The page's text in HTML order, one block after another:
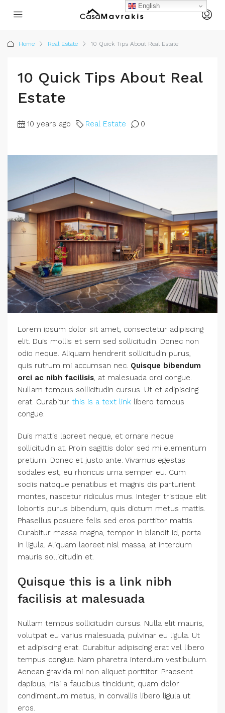
Home Real Estate 10 Quick Tips About Real Estate
10 Quick Tips About Real
Estate
10 years ago Real Estate 0
Lorem ipsum dolor sit amet, consectetur adipiscing
elit. Duis mollis et sem sed sollicitudin. Donec non
odio neque. Aliquam hendrerit sollicitudin purus,
quis rutrum mi accumsan nec. Quisque bibendum
orci ac nibh facilisis , at malesuada orci congue.
Nullam tempus sollicitudin cursus. Ut et adipiscing
erat. Curabitur this is a text link libero tempus
congue.
Duis mattis laoreet neque, et ornare neque
sollicitudin at. Proin sagittis dolor sed mi elementum
pretium. Donec et justo ante. Vivamus egestas
sodales est, eu rhoncus urna semper eu. Cum
sociis natoque penatibus et magnis dis parturient
montes, nascetur ridiculus mus. Integer tristique elit
lobortis purus bibendum, quis dictum metus mattis.
Phasellus posuere felis sed eros porttitor mattis.
Curabitur massa magna, tempor in blandit id, porta
in ligula. Aliquam laoreet nisl massa, at interdum
mauris sollicitudin et.
Quisque this is a link nibh
facilisis at malesuada
Nullam tempus sollicitudin cursus. Nulla elit mauris,
volutpat eu varius malesuada, pulvinar eu ligula. Ut
et adipiscing erat. Curabitur adipiscing erat vel libero
tempus congue. Nam pharetra interdum vestibulum.
Aenean gravida mi non aliquet porttitor. Praesent
dapibus, nisi a faucibus tincidunt, quam dolor
condimentum metus, in convallis libero ligula ut
eros.
English